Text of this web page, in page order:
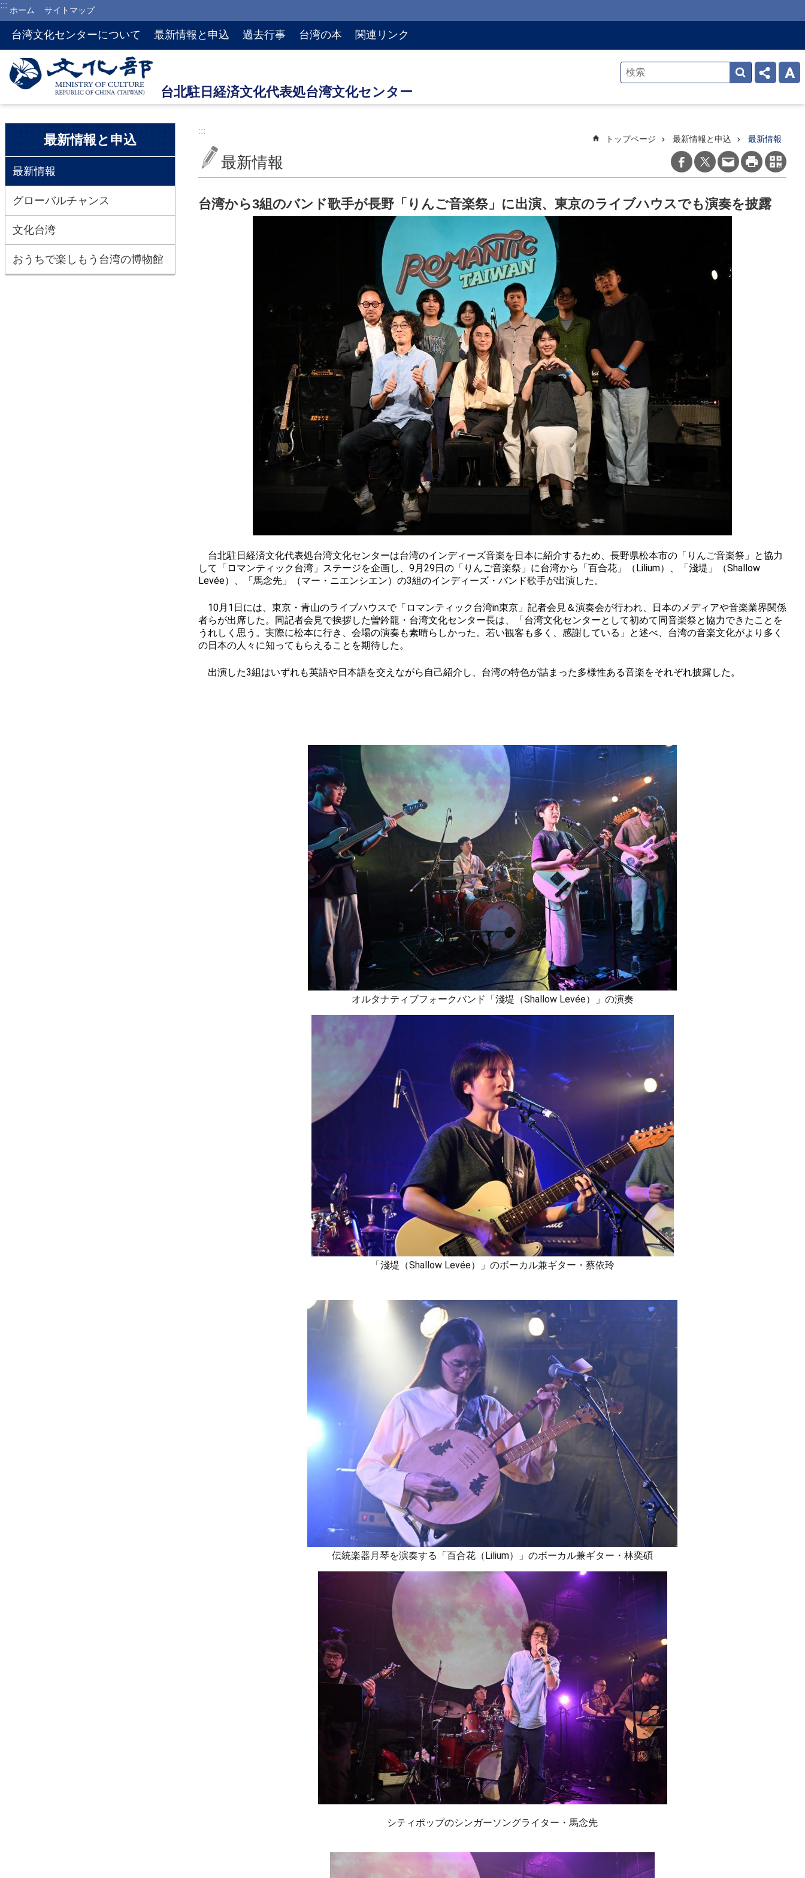
メインのコンテンツブロックにジャンプします
::: ホーム サイトマップ
台湾文化センターについて 最新情報と申込 過去行事 台湾の本 関連リンク
:::
最新情報と申込
最新情報
グローバルチャンス
文化台湾
おうちで楽しもう台湾の博物館
:::
トップページ 最新情報と申込 最新情報
最新情報
台湾から3組のバンド歌手が長野「りんご音楽祭」に出演、東京のライブハウスでも演奏を披露
台北駐日経済文化代表処台湾文化センターは台湾のインディーズ音楽を日本に紹介するため、長野県松本市の「りんご音楽祭」と協力
して「ロマンティック台湾」ステージを企画し、9月29日の「りんご音楽祭」に台湾から「百合花」（Lilium）、「淺堤」（Shallow
Levée）、「馬念先」（マー・ニエンシエン）の3組のインディーズ・バンド歌手が出演した。
10月1日には、東京・青山のライブハウスで「ロマンティック台湾in東京」記者会見＆演奏会が行われ、日本のメディアや音楽業界関係
者らが出席した。同記者会見で挨拶した曽鈐龍・台湾文化センター長は、「台湾文化センターとして初めて同音楽祭と協力できたことを
うれしく思う。実際に松本に行き、会場の演奏も素晴らしかった。若い観客も多く、感謝している」と述べ、台湾の音楽文化がより多く
の日本の人々に知ってもらえることを期待した。
出演した3組はいずれも英語や日本語を交えながら自己紹介し、台湾の特色が詰まった多様性ある音楽をそれぞれ披露した。
オルタナティブフォークバンド「淺堤（Shallow Levée）」の演奏
「淺堤（Shallow Levée）」のボーカル兼ギター・蔡依玲
伝統楽器月琴を演奏する「百合花（Lilium）」のボーカル兼ギター・林奕碩
シティポップのシンガーソングライター・馬念先